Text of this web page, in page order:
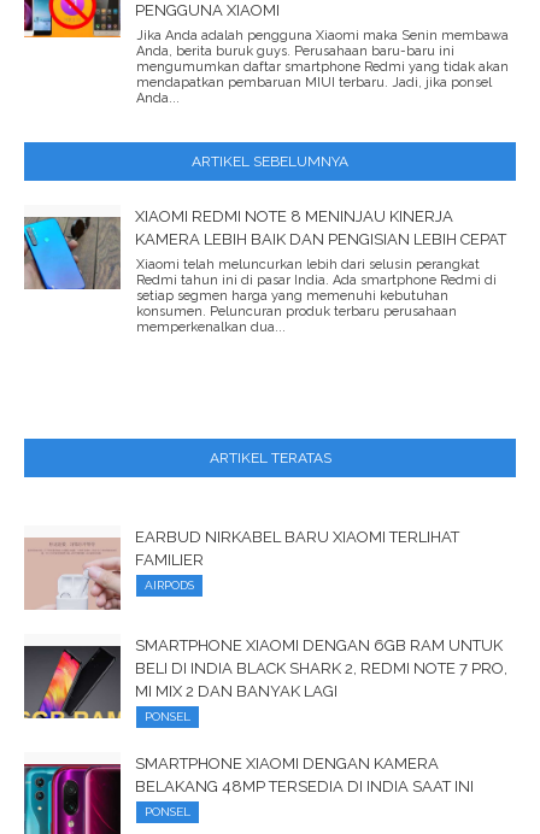
PENGGUNA XIAOMI
Jika Anda adalah pengguna Xiaomi maka Senin membawa
Anda, berita buruk guys. Perusahaan baru-baru ini
mengumumkan daftar smartphone Redmi yang tidak akan
mendapatkan pembaruan MIUI terbaru. Jadi, jika ponsel
Anda...
ARTIKEL SEBELUMNYA
XIAOMI REDMI NOTE 8 MENINJAU KINERJA
KAMERA LEBIH BAIK DAN PENGISIAN LEBIH CEPAT
Xiaomi telah meluncurkan lebih dari selusin perangkat
Redmi tahun ini di pasar India. Ada smartphone Redmi di
setiap segmen harga yang memenuhi kebutuhan
konsumen. Peluncuran produk terbaru perusahaan
memperkenalkan dua...
ARTIKEL TERATAS
EARBUD NIRKABEL BARU XIAOMI TERLIHAT
FAMILIER
AIRPODS
SMARTPHONE XIAOMI DENGAN 6GB RAM UNTUK
BELI DI INDIA BLACK SHARK 2, REDMI NOTE 7 PRO,
MI MIX 2 DAN BANYAK LAGI
PONSEL
SMARTPHONE XIAOMI DENGAN KAMERA
BELAKANG 48MP TERSEDIA DI INDIA SAAT INI
PONSEL